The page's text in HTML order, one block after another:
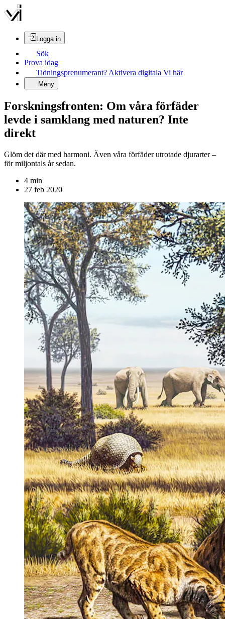
Logga in
Sök
Prova idag
Tidningsprenumerant? Aktivera digitala Vi här
Meny
Forskningsfronten: Om våra förfäder
levde i samklang med naturen? Inte
direkt
Glöm det där med harmoni. Även våra förfäder utrotade djurarter –
för miljontals år sedan.
4 min
27 feb 2020